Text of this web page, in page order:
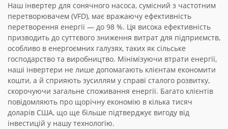
Наш інвертер для сонячного насоса, сумісний з частотним
перетворювачем (VFD), має вражаючу ефективність
перетворення енергії — до 98 %. Ця висока ефективність
призводить до суттєвого зниження витрат для підприємств,
особливо в енергоємних галузях, таких як сільське
господарство та виробництво. Мінімізуючи втрати енергії,
наші інвертери не лише допомагають клієнтам економити
кошти, а й сприяють зусиллям у справі сталого розвитку,
скорочуючи загальне споживання енергії. Багато клієнтів
повідомляють про щорічну економію в кілька тисяч
доларів США, що ще більше підтверджує вигоду від
інвестицій у нашу технологію.